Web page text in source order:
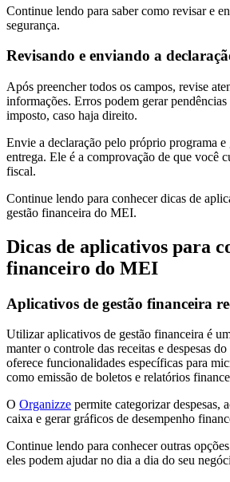
Continue lendo para saber como revisar e
segurança.
Revisando e enviando a
Após preencher todos os campos, revise
informações. Erros podem gerar
imposto, caso haja direito.
Envie a declaração pelo próprio programa e
entrega. Ele é a comprovação de que você
fiscal.
Continue lendo para conhecer dicas de
gestão financeira do MEI.
Dicas de aplicativos para
financeiro do MEI
Aplicativos de gestão financeira
Utilizar aplicativos de gestão financeira é
manter o controle das receitas e despesas
oferece funcionalidades específicas para
como emissão de boletos e relatórios
O Organizze permite categorizar despesas,
caixa e gerar gráficos de desempenho
Continue lendo para conhecer outras
eles podem ajudar no dia a dia do seu